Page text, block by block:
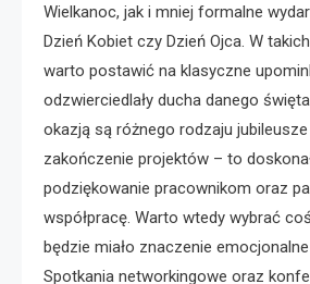
Wielkanoc, jak i mniej formalne
Dzień Kobiet czy Dzień Ojca. W
warto postawić na klasyczne
odzwierciedlały ducha danego
okazją są różnego rodzaju
zakończenie projektów – to
podziękowanie pracownikom oraz
współpracę. Warto wtedy wybrać
będzie miało znaczenie
Spotkania networkingowe oraz